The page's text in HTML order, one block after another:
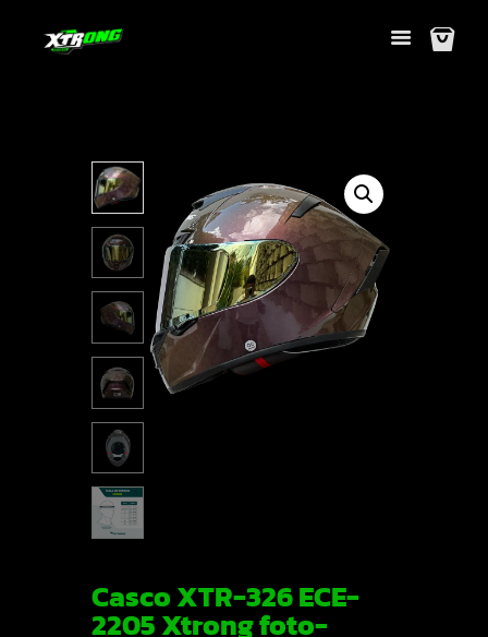
Casco XTR-326 ECE-
2205 Xtrong foto-